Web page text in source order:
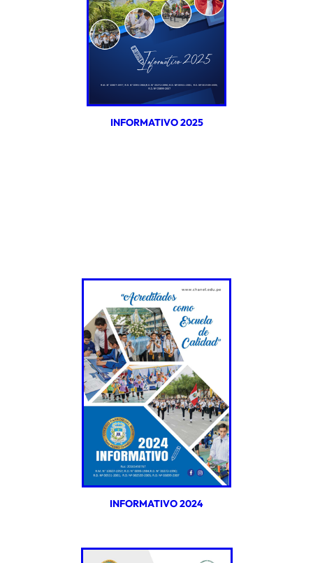
INFORMATIVO 2025
INFORMATIVO 2024